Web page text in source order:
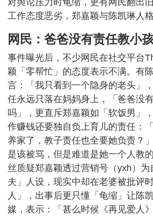
工作态度恶劣，郑嘉颖与陈凯琳人格
网民：爸爸没有责任教小
事件曝光后，不少网民在社交平台
颖「零帮忙」的态度表示不满。有
言：「我只看到一个隐身的老头」
任永远只落在妈妈身上，「爸爸没
吗」，更直斥郑嘉颖如「软饭男」
作赚钱还要独自负上育儿的责任：
养家了，教子责任也全要她负责？
是该被骂，但是难道是她一个人教
丝质疑郑嘉颖透过营销号（yxh）为
夫」人设，现实中却在老婆被批评
人」，出事后更只懂「龟缩」让陈
媒，表示：「甚么时候《再见爱人